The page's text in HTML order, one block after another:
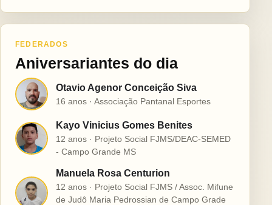
FEDERADOS
Aniversariantes do dia
O Otavio Agenor Conceição Siva
16 anos · Associação Pantanal Esportes
K
Kayo Vinicius Gomes Benites
12 anos · Projeto Social FJMS/DEAC-SEMED
- Campo Grande MS
M
Manuela Rosa Centurion
12 anos · Projeto Social FJMS / Assoc. Mifune
de Judô Maria Pedrossian de Campo Grade